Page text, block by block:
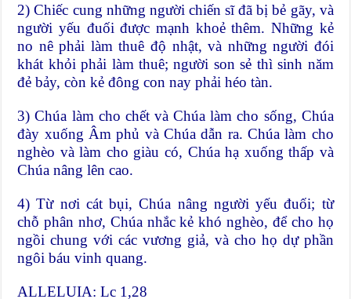
2) Chiếc cung những người chiến sĩ đã bị bẻ gãy, và
người yếu đuối được mạnh khoẻ thêm. Những kẻ
no nê phải làm thuê độ nhật, và những người đói
khát khỏi phải làm thuê; người son sẻ thì sinh năm
đẻ bảy, còn kẻ đông con nay phải héo tàn.
3) Chúa làm cho chết và Chúa làm cho sống, Chúa
đày xuống Âm phủ và Chúa dẫn ra. Chúa làm cho
nghèo và làm cho giàu có, Chúa hạ xuống thấp và
Chúa nâng lên cao.
4) Từ nơi cát bụi, Chúa nâng người yếu đuối; từ
chỗ phân nhơ, Chúa nhắc kẻ khó nghèo, để cho họ
ngồi chung với các vương giả, và cho họ dự phần
ngôi báu vinh quang.
ALLELUIA: Lc 1,28